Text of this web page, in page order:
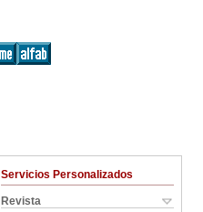
Servicios Personalizados
Revista